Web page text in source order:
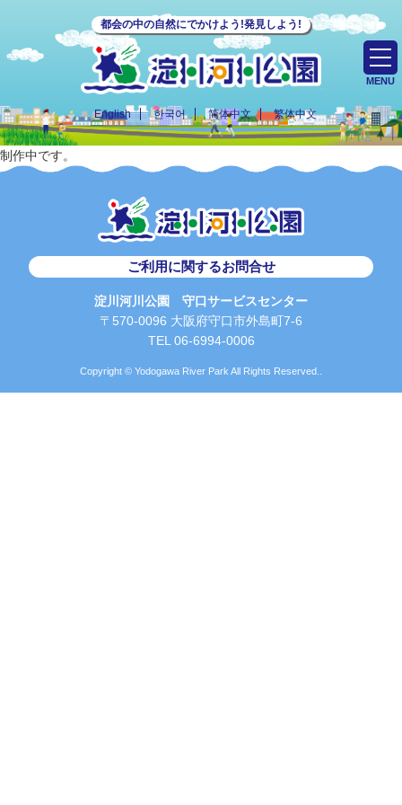
都会の中の自然にでかけよう!発見しよう!
English 한국어 简体中文 繁体中文
MENU
制作中です。
ご利用に関するお問合せ
淀川河川公園 守口サービスセンター
〒570-0096 大阪府守口市外島町7-6
TEL 06-6994-0006
Copyright © Yodogawa River Park All Rights Reserved..